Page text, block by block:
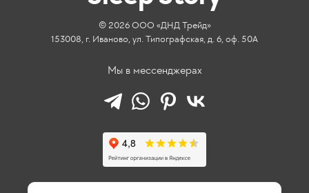
© 2026 ООО «ДНД Трейд»
153008, г. Иваново, ул. Типографская, д. 6, оф. 50А
Мы в мессенджерах